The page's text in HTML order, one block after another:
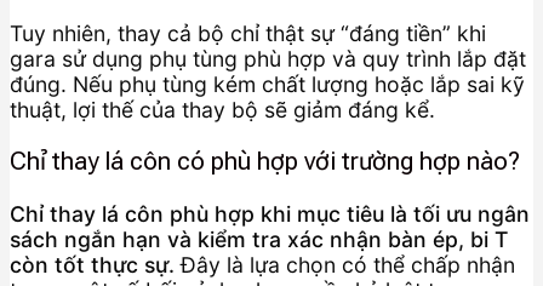
Tuy nhiên, thay cả bộ chỉ thật sự “đáng tiền” khi
gara sử dụng phụ tùng phù hợp và quy trình lắp đặt
đúng. Nếu phụ tùng kém chất lượng hoặc lắp sai kỹ
thuật, lợi thế của thay bộ sẽ giảm đáng kể.
Chỉ thay lá côn có phù hợp với trường hợp nào?
Chỉ thay lá côn phù hợp khi mục tiêu là tối ưu ngân
sách ngắn hạn và kiểm tra xác nhận bàn ép, bi T
còn tốt thực sự. Đây là lựa chọn có thể chấp nhận